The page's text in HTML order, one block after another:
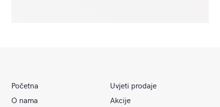
Početna
Uvjeti prodaje
O nama
Akcije